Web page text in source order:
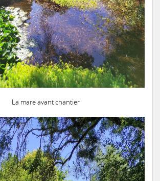
La mare avant chantier